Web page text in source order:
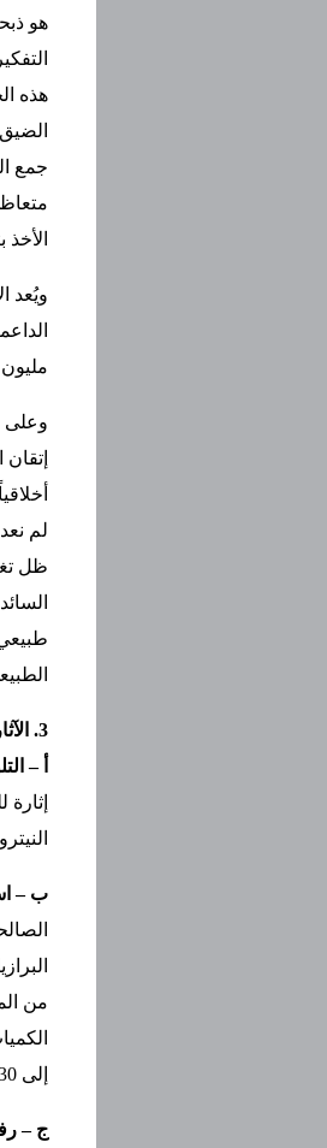
هو
هذه
جمع
ويُعد
وعلى
لم
ظل
3. الآثار البيئية
أ –
ب –
إلى 130 ضعف فضلات البشر على وجه الأرض.
ج –